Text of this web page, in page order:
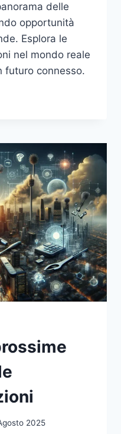
delle
opportunità
Esplora le
nel mondo reale
futuro connesso.
2025